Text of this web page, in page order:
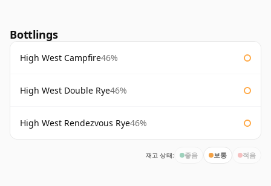
Bottlings
High West Campfire46%
High West Double Rye46%
High West Rendezvous Rye46%
재고 상태: 좋음 보통 적음